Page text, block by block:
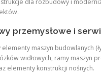
dla rozbudowy i
przemysłowe i
maszyn budowlanych
widłowych, ramy maszyn
elementy konstrukcji nośnych.